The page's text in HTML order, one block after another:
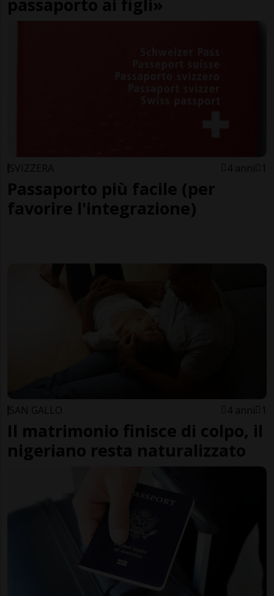
passaporto ai figli»
SVIZZERA 4 anni 1
Passaporto più facile (per
favorire l'integrazione)
SAN GALLO 4 anni 1
Il matrimonio finisce di colpo, il
nigeriano resta naturalizzato